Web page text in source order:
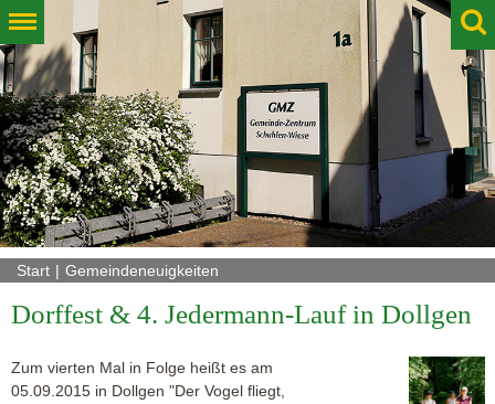
Start Gemeindeneuigkeiten
Dorffest & 4. Jedermann-Lauf in Dollgen
Zum vierten Mal in Folge heißt es am
05.09.2015 in Dollgen "Der Vogel fliegt,